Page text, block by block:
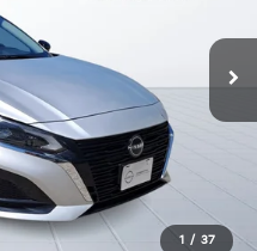
1 / 37